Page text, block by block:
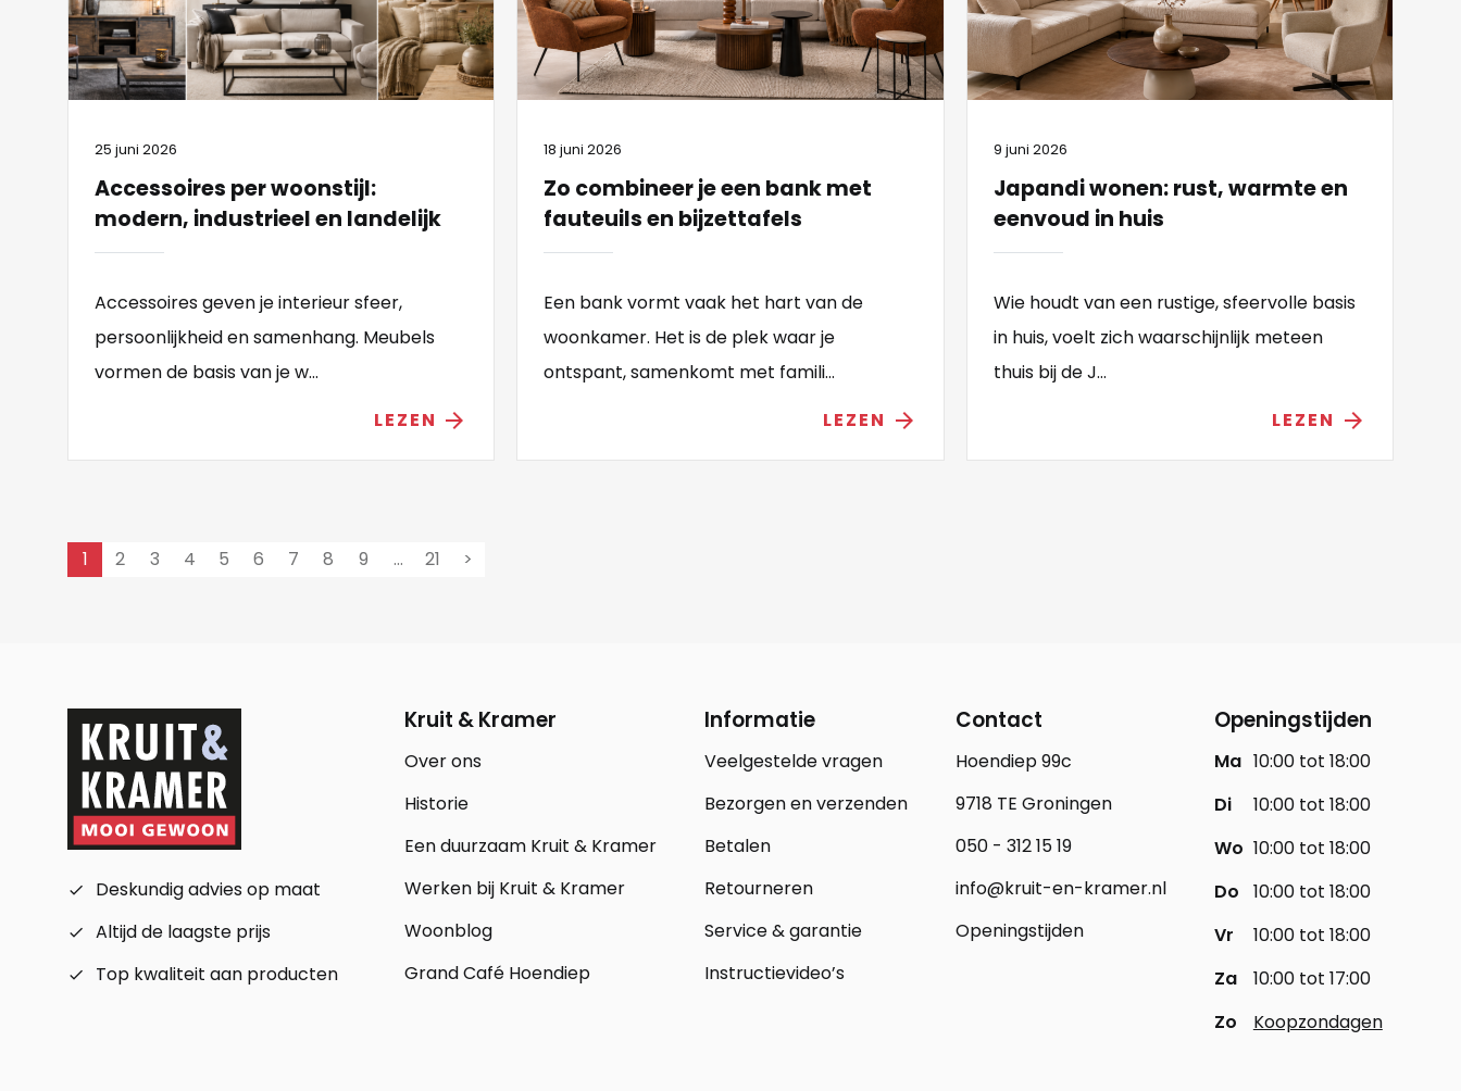
25 juni 2026
Accessoires per woonstijl:
modern, industrieel en landelijk
Accessoires geven je interieur sfeer,
persoonlijkheid en samenhang. Meubels
vormen de basis van je w...
LEZEN arrow_forward
18 juni 2026
Zo combineer je een bank met
fauteuils en bijzettafels
Een bank vormt vaak het hart van de
woonkamer. Het is de plek waar je
ontspant, samenkomt met famili...
LEZEN arrow_forward
9 juni 2026
Japandi wonen: rust, warmte en
eenvoud in huis
Wie houdt van een rustige, sfeervolle basis
in huis, voelt zich waarschijnlijk meteen
thuis bij de J...
LEZEN arrow_forward
1 2 3 4 5 6 7 8 9 … 21 >
check_small
Deskundig advies op maat
check_small
Altijd de laagste prijs
check_small
Top kwaliteit aan producten
Kruit & Kramer
Over ons
Historie
Een duurzaam Kruit & Kramer
Werken bij Kruit & Kramer
Woonblog
Grand Café Hoendiep
Informatie
Veelgestelde vragen
Bezorgen en verzenden
Betalen
Retourneren
Service & garantie
Instructievideo’s
Contact
Hoendiep 99c
9718 TE Groningen
050 - 312 15 19
info@kruit-en-kramer.nl
Openingstijden
Openingstijden
Ma 10:00 tot 18:00
Di
10:00 tot 18:00
Wo 10:00 tot 18:00
Do
10:00 tot 18:00
Vr
10:00 tot 18:00
Za
10:00 tot 17:00
Zo
Koopzondagen